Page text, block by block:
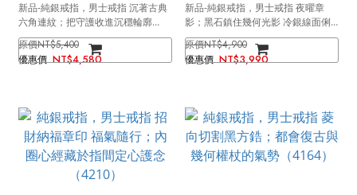
新品-純銀戒指，男士戒指 沉著古典
六角連紋；把守護收進沉穩輪廓
（4265）
NT$5,400
NT$4,580
新品-純銀戒指，男士戒指 夜曜章
影；黑石鎮住幾何光影 冷銀線面俐
落成形（4264）
NT$4,900
NT$3,990